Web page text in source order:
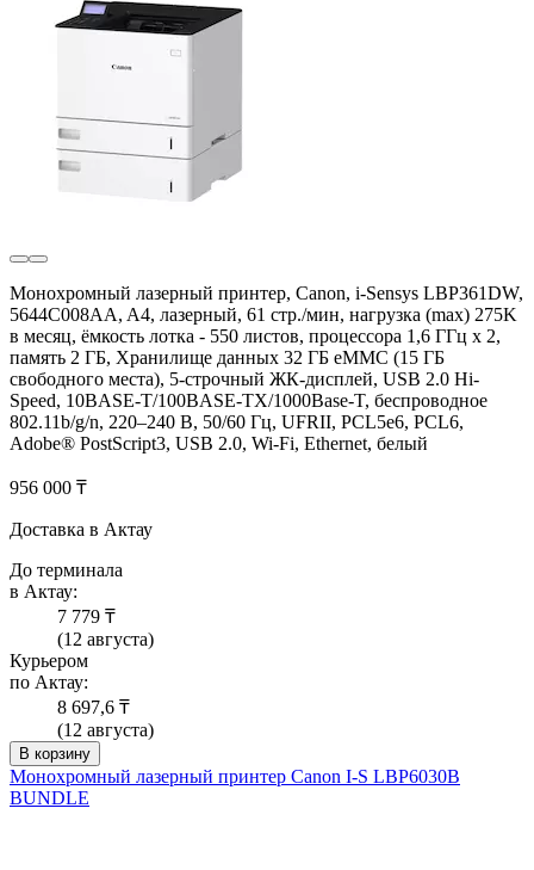
Монохромный лазерный принтер, Canon, i-Sensys LBP361DW,
5644C008AA, A4, лазерный, 61 стр./мин, нагрузка (max) 275K
в месяц, ёмкость лотка - 550 листов, процессора 1,6 ГГц x 2,
память 2 ГБ, Хранилище данных 32 ГБ eMMC (15 ГБ
свободного места), 5-строчный ЖК-дисплей, USB 2.0 Hi-
Speed, 10BASE-T/100BASE-TX/1000Base-T, беспроводное
802.11b/g/n, 220–240 В, 50/60 Гц, UFRII, PCL5e6, PCL6,
Adobe® PostScript3, USB 2.0, Wi-Fi, Ethernet, белый
956 000 ₸
Доставка в Актау
До терминала
в Актау:
7 779 ₸
(12 августа)
Курьером
по Актау:
8 697,6 ₸
(12 августа)
В корзину
Монохромный лазерный принтер Canon I-S LBP6030B
BUNDLE